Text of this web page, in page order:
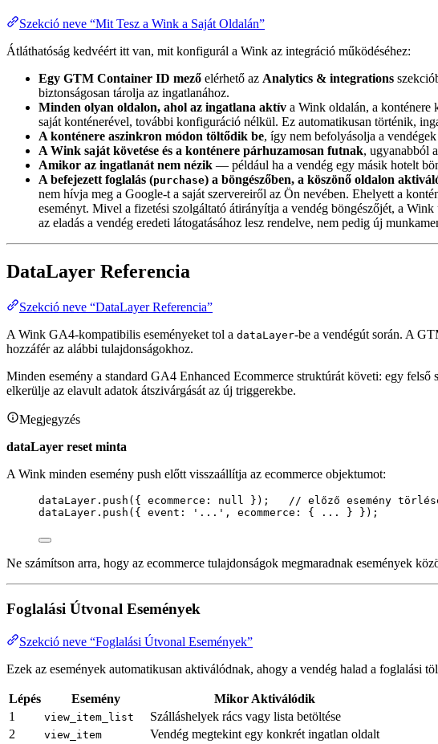
Szekció neve “Mit Tesz a Wink a Saját Oldalán”
Átláthatóság kedvéért itt van, mit konfigurál a Wink az integráció működéséhez:
Egy GTM Container ID mező elérhető az Analytics & integrations
biztonságosan tárolja az ingatlanához.
Minden olyan oldalon, ahol az ingatlana aktív a Wink oldalán, a konténere
saját konténerével, további konfiguráció nélkül. Ez automatikusan történik,
A konténere aszinkron módon töltődik be, így nem befolyásolja a
A Wink saját követése és a konténere párhuzamosan futnak, ugyanabból
Amikor az ingatlanát nem nézik — például ha a vendég egy másik hotelt
A befejezett foglalás (purchase) a böngészőben, a köszönő oldalon
nem hívja meg a Google-t a saját szervereiről az Ön nevében. Ehelyett a
eseményt. Mivel a fizetési szolgáltató átirányítja a vendég böngészőjét, a
az eladás a vendég eredeti látogatásához lesz rendelve, nem pedig új
DataLayer Referencia
Szekció neve “DataLayer Referencia”
A Wink GA4-kompatibilis eseményeket tol a dataLayer-be a vendégút során. A
hozzáfér az alábbi tulajdonságokhoz.
Minden esemény a standard GA4 Enhanced Ecommerce struktúrát követi: egy felső
elkerülje az elavult adatok átszivárgását az új triggerekbe.
Megjegyzés
dataLayer reset minta
A Wink minden esemény push előtt visszaállítja az ecommerce objektumot:
dataLayer . push ({ ecommerce: null }); // előző esemény
dataLayer . push ({ event: ' ... ' , ecommerce: { ... } });
Ne számítson arra, hogy az ecommerce tulajdonságok megmaradnak események
Foglalási Útvonal Események
Szekció neve “Foglalási Útvonal Események”
Ezek az események automatikusan aktiválódnak, ahogy a vendég halad a foglalási
Lépés Esemény
Mikor Aktiválódik
1
view_item_list
Szálláshelyek rács vagy lista betöltése
2
view_item Vendég megtekint egy konkrét ingatlan oldalt